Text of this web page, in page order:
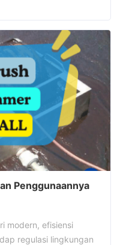
Penggunaannya
modern, efisiensi
regulasi lingkungan